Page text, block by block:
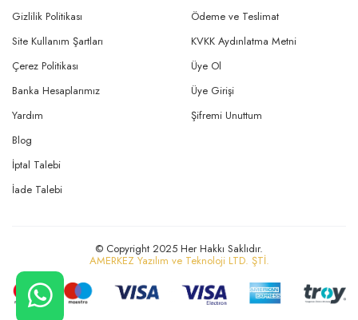
Gizlilik Politikası
Site Kullanım Şartları
Ödeme ve Teslimat
KVKK Aydınlatma Metni
Çerez Politikası
Banka Hesaplarımız
Yardım
Üye Ol
Üye Girişi
Şifremi Unuttum
Blog
İptal Talebi
İade Talebi
© Copyright 2025 Her Hakkı Saklıdır.
AMERKEZ Yazılım ve Teknoloji LTD. ŞTİ.